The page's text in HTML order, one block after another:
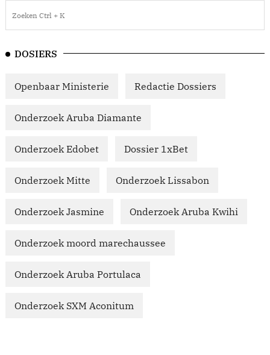
DOSIERS
Openbaar Ministerie Redactie Dossiers
Onderzoek Aruba Diamante
Onderzoek Edobet Dossier 1xBet
Onderzoek Mitte Onderzoek Lissabon
Onderzoek Jasmine Onderzoek Aruba Kwihi
Onderzoek moord marechaussee
Onderzoek Aruba Portulaca
Onderzoek SXM Aconitum